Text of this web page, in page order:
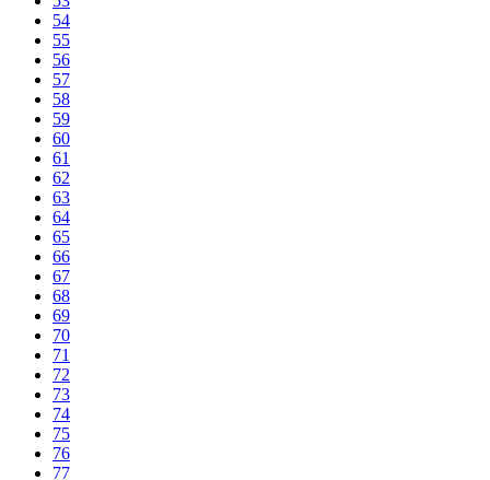
54
55
56
57
58
59
60
61
62
63
64
65
66
67
68
69
70
71
72
73
74
75
76
77